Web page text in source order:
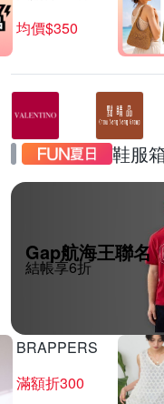
均價$350
鞋服
Gap航海王聯名
結帳享6折
BRAPPERS
滿額折300